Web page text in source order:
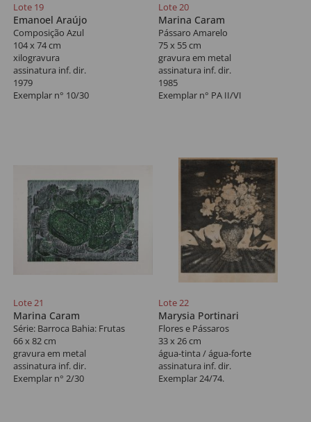
Lote 19
Emanoel Araújo
Composição Azul
104 x 74 cm
xilogravura
assinatura inf. dir.
1979
Exemplar n° 10/30
Lote 20
Marina Caram
Pássaro Amarelo
75 x 55 cm
gravura em metal
assinatura inf. dir.
1985
Exemplar n° PA II/VI
Lote 21
Marina Caram
Série: Barroca Bahia: Frutas
66 x 82 cm
gravura em metal
assinatura inf. dir.
Exemplar n° 2/30
Lote 22
Marysia Portinari
Flores e Pássaros
33 x 26 cm
água-tinta / água-forte
assinatura inf. dir.
Exemplar 24/74.